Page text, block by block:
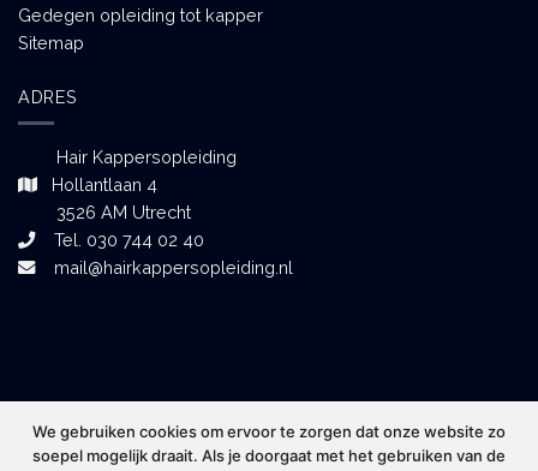
Gedegen opleiding tot kapper
Sitemap
ADRES
Hair Kappersopleiding
Hollantlaan 4
3526 AM Utrecht
Tel. 030 744 02 40
mail@hairkappersopleiding.nl
We gebruiken cookies om ervoor te zorgen dat onze website zo
soepel mogelijk draait. Als je doorgaat met het gebruiken van de